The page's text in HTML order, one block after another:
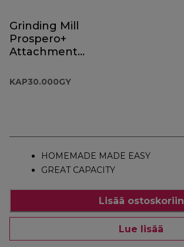
Grinding Mill
Prospero+
Attachment
KAP30.000GY
HOMEMADE MADE EASY
GREAT CAPACITY
Lisää ostoskoriin
Lue lisää